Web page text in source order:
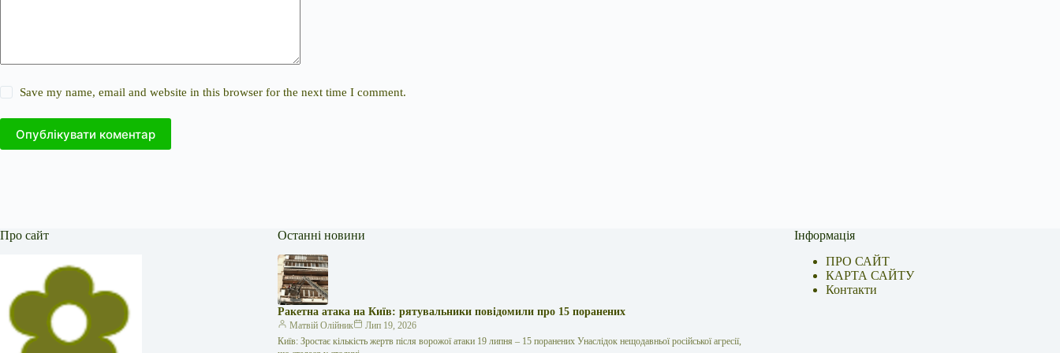
Save my name, email and website in this browser for the next time I comment.
Опублікувати коментар
Про сайт Останні новини
Ракетна атака на Київ: рятувальники повідомили про 15 поранених
Матвій Олійник
Лип 19, 2026
Київ: Зростає кількість жертв після ворожої атаки 19 липня – 15 поранених Унаслідок нещодавньої російської агресії,
Інформація
ПРО САЙТ
КАРТА САЙТУ
Контакти